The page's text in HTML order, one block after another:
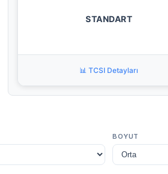
STANDART
📊 TCSI Detayları
BOYUT